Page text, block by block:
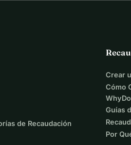
de Recaudación
Crear
Cómo
Guías
Por